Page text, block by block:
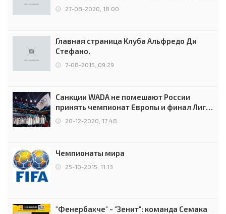
0:2 (0:0)
27-08-2020, 18:00
Главная страница Клуба Альфредо Ди
Стефано.
7-08-2015, 09:29
Санкции WADA не помешают России
принять чемпионат Европы и финал Лиги
чемпионов.
20-12-2020, 17:48
Чемпионаты мира
25-10-2015, 11:13
"Фенербахче" - "Зенит": команда Семака